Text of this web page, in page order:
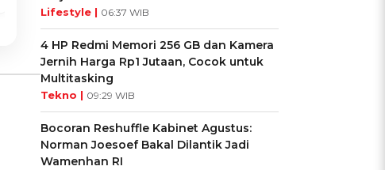
Lifestyle | 06:37 WIB
4 HP Redmi Memori 256 GB dan Kamera
Jernih Harga Rp1 Jutaan, Cocok untuk
Multitasking
Tekno | 09:29 WIB
Bocoran Reshuffle Kabinet Agustus:
Norman Joesoef Bakal Dilantik Jadi
Wamenhan RI